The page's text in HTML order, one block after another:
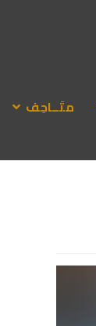
متَــاحِف